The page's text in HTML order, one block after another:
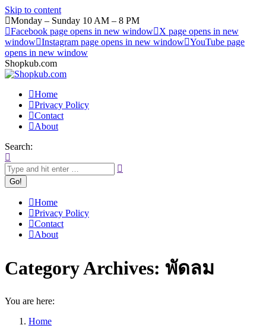
Skip to content
Monday – Sunday 10 AM – 8 PM
Facebook page opens in new window
X page opens in new
window Instagram page opens in new window YouTube page
opens in new window
Shopkub.com
Home
Privacy Policy
Contact
About
Search:
Home
Privacy Policy
Contact
About
Category Archives: พัดลม
You are here:
Home